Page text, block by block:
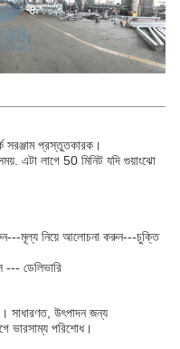
সরঞ্জাম প্রস্তুতকারক।
এটা লাগে 50 মিনিট যদি গুয়াংঝো
মূল্য নিয়ে আলোচনা করুন---চুক্তি
--- ডেলিভারি
সাধারণত, উৎপাদন জন্য
ভারসাম্য পরিশোধ।